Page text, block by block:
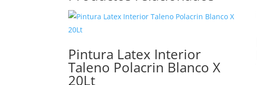
Pintura Latex Interior
Taleno Polacrin Blanco X
20Lt